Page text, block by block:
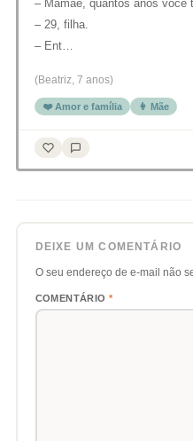
– Mamãe, quantos anos você
– 29, filha.
– Ent…
(Beatriz, 7 anos)
❤️ Amor e família 👩 Mãe
DEIXE UM COMENTÁRIO
O seu endereço de e-mail não
COMENTÁRIO *